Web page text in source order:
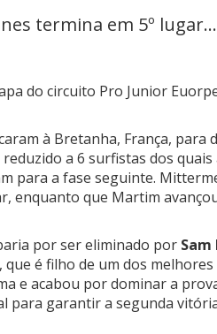
termina em 5º lugar...
do circuito Pro Junior
à Bretanha, França, para
a 6 surfistas dos
para a fase seguinte.
enquanto que Martim
por ser eliminado por
que é filho de um dos
e acabou por dominar a
para garantir a segunda